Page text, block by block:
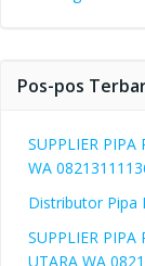
Pos-pos
SUPPLIER
WA
Distributor Pipa
SUPPLIER
UTARA WA